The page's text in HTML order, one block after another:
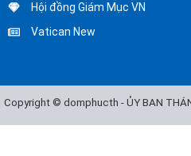
Hội đồng Giám Mục VN
Vatican New
Copyright © domphucth - ỦY BAN